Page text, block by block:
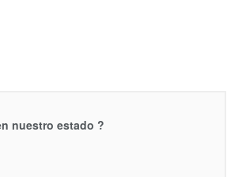
nuestro estado ?